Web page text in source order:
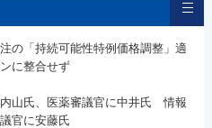
の「持続可能性特例価格調整」適
に整合せず
山氏、医薬審議官に中井氏 情報
官に安藤氏